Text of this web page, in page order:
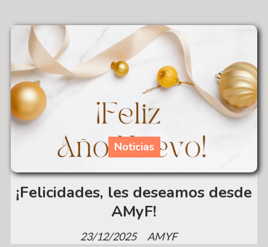
¡Felicidades, les deseamos desde
AMyF!
AMYF
Noticias
23/12/2025